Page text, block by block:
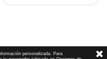
personalizada. Para